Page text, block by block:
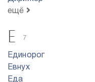
ещё
Е 7
Единорог
Евнух
Еда